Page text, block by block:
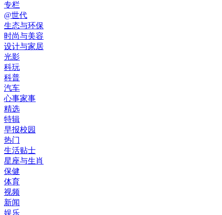
专栏
@世代
生态与环保
时尚与美容
设计与家居
光影
科玩
科普
汽车
心事家事
精选
特辑
早报校园
热门
生活贴士
星座与生肖
保健
体育
视频
新闻
娱乐